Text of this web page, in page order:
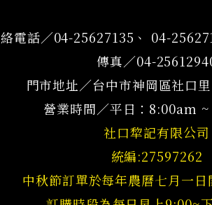
電話／04-25627135、 04-
傳真／04-
門市地址／台中市神岡區社口
營業時間／平日：8:00am
社口犂記有限公司
統編:27597262
中秋節訂單於每年農曆七月一